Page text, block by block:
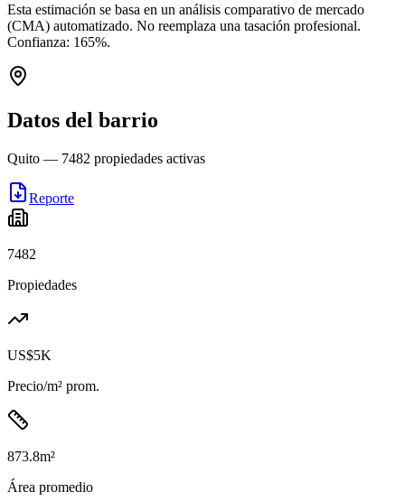
Esta estimación se basa en un análisis comparativo de mercado
(CMA) automatizado. No reemplaza una tasación profesional.
Confianza: 165%.
Datos del barrio
Quito — 7482 propiedades activas
Reporte
7482
Propiedades
US$5K
Precio/m² prom.
873.8m²
Área promedio